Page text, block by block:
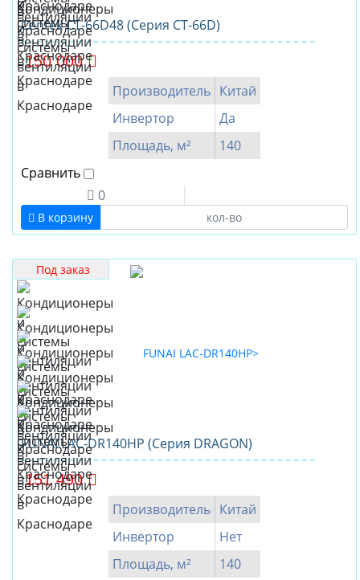
Centek CT-66D48 (Серия CT-66D)
150 000
Производитель Китай
Инвертор
Да
Площадь, м²
140
Сравнить
0
В корзину
Под заказ
FUNAI LAC-DR140HP (Серия DRAGON)
151 490
Производитель Китай
Инвертор
Нет
Площадь, м²
140